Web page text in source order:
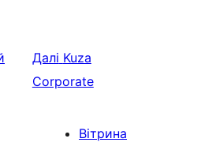
Далі Kuza
Corporate
Вітрина